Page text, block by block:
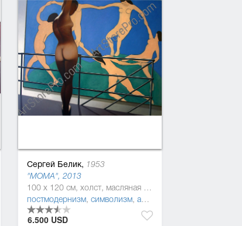
,поп-арт
Сергей Белик, 1953
"MOMA", 2013
100 x 120 см, холст, масляная краска
постмодернизм, символизм, анахронизм (гиперманьеризм)
6.500 USD